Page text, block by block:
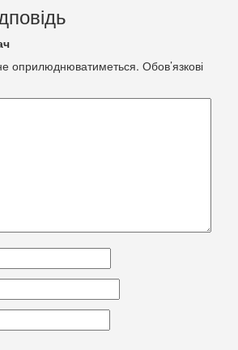
оприлюднюватиметься. Обов’язкові